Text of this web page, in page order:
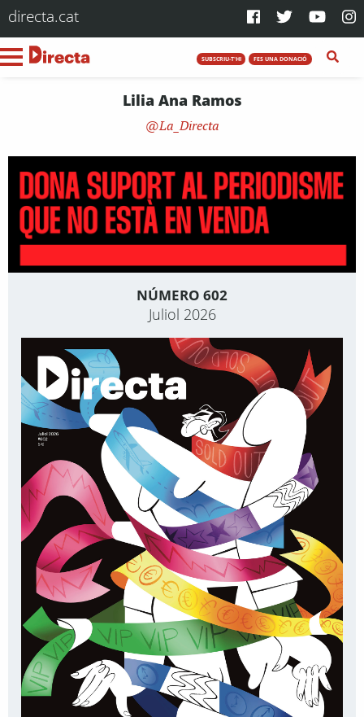
directa.cat
SUBSCRIU-T'HI FES UNA DONACIÓ
Lilia Ana Ramos
La_Directa
NÚMERO 602
Juliol 2026